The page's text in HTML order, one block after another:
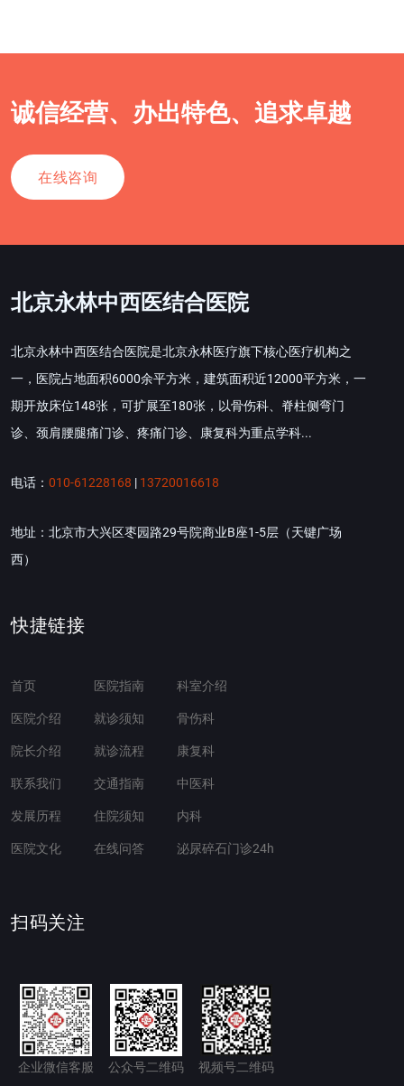
诚信经营、办出特色、追求卓越
在线咨询
北京永林中西医结合医院
北京永林中西医结合医院是北京永林医疗旗下核心医疗机构之
一，医院占地面积6000余平方米，建筑面积近12000平方米，一
期开放床位148张，可扩展至180张，以骨伤科、脊柱侧弯门
诊、颈肩腰腿痛门诊、疼痛门诊、康复科为重点学科...
电话： 010-61228168 | 13720016618
地址：北京市大兴区枣园路29号院商业B座1-5层（天键广场
西）
快捷链接
首页
医院介绍
院长介绍
联系我们
发展历程
医院文化
医院指南
就诊须知
就诊流程
交通指南
住院须知
在线问答
科室介绍
骨伤科
康复科
中医科
内科
泌尿碎石门诊24h
扫码关注
企业微信客服 公众号二维码 视频号二维码